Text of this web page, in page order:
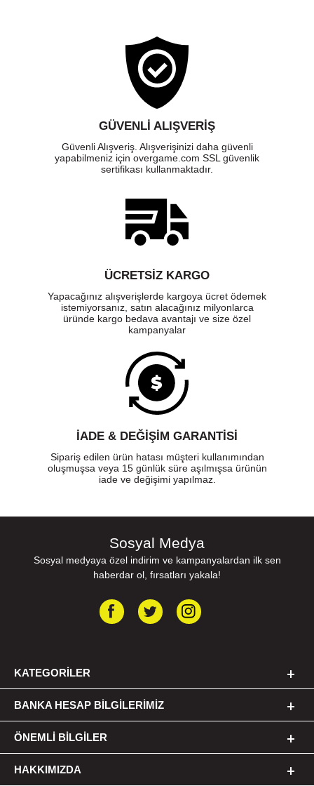
GÜVENLI ALIŞVERIŞ
Güvenli Alışveriş. Alışverişinizi daha güvenli
yapabilmeniz için overgame.com SSL güvenlik
sertifikası kullanmaktadır.
ÜCRETSIZ KARGO
Yapacağınız alışverişlerde kargoya ücret ödemek
istemiyorsanız, satın alacağınız milyonlarca
üründe kargo bedava avantajı ve size özel
kampanyalar
İADE & DEĞİŞİM GARANTİSİ
Sipariş edilen ürün hatası müşteri kullanımından
oluşmuşsa veya 15 günlük süre aşılmışsa ürünün
iade ve değişimi yapılmaz.
Sosyal Medya
Sosyal medyaya özel indirim ve kampanyalardan ilk sen
haberdar ol, fırsatları yakala!
KATEGORILER
BANKA HESAP BILGILERIMIZ
ÖNEMLI BILGILER
HAKKIMIZDA